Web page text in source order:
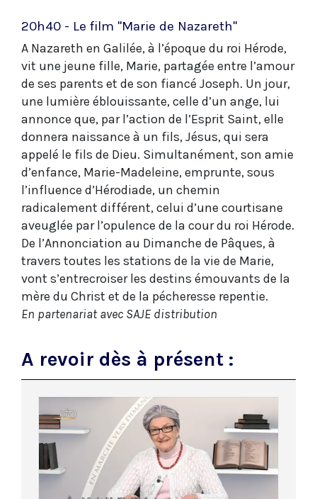
20h40 - Le film "Marie de Nazareth"
A Nazareth en Galilée, à l’époque du roi Hérode,
vit une jeune fille, Marie, partagée entre l’amour
de ses parents et de son fiancé Joseph. Un jour,
une lumière éblouissante, celle d’un ange, lui
annonce que, par l’action de l’Esprit Saint, elle
donnera naissance à un fils, Jésus, qui sera
appelé le fils de Dieu. Simultanément, son amie
d’enfance, Marie-Madeleine, emprunte, sous
l’influence d’Hérodiade, un chemin
radicalement différent, celui d’une courtisane
aveuglée par l’opulence de la cour du roi Hérode.
De l’Annonciation au Dimanche de Pâques, à
travers toutes les stations de la vie de Marie,
vont s’entrecroiser les destins émouvants de la
mère du Christ et de la pécheresse repentie.
En partenariat avec SAJE distribution
A revoir dès à présent :